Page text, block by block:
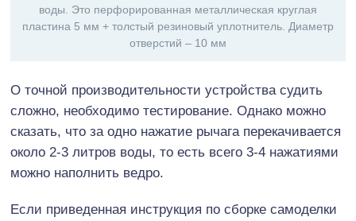
воды. Это перфорированная металлическая круглая
пластина 5 мм + толстый резиновый уплотнитель. Диаметр
отверстий – 10 мм
О точной производительности устройства судить
сложно, необходимо тестирование. Однако можно
сказать, что за одно нажатие рычага перекачивается
около 2-3 литров воды, то есть всего 3-4 нажатиями
можно наполнить ведро.
Если приведенная инструкция по сборке самоделки